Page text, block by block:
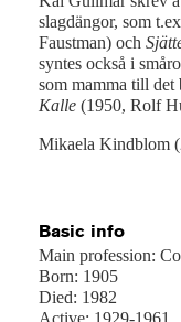
slagdängor, som
Faustman) och
syntes också i
som mamma till det
Kalle (1950, Rolf
Mikaela Kindblom
Basic info
Main profession:
Born: 1905
Died: 1982